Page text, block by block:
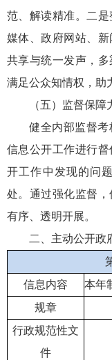
范、解读精准。二
媒体、政府网站、
共享与统一发声，多
满足公众知情权，助
（五）监督保
健全内部监督
信息公开工作进行
开工作中发现的问
处。通过强化监督，
有序、透明开展。
二、主动公开政
信息内容
本年
规章
行政规范性文
件